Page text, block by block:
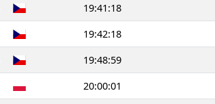
19:41:18
19:42:18
19:48:59
20:00:01